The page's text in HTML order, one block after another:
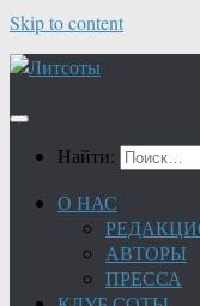
Skip to content
Найти:
О НАС
АВТОРЫ
ПРЕССА